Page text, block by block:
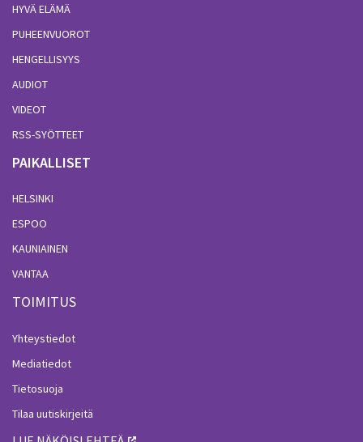
HYVÄ ELÄMÄ
PUHEENVUOROT
HENGELLISYYS
AUDIOT
VIDEOT
RSS-SYÖTTEET
PAIKALLISET
HELSINKI
ESPOO
KAUNIAINEN
VANTAA
TOIMITUS
Yhteystiedot
Mediatiedot
Tietosuoja
Tilaa uutiskirjeitä